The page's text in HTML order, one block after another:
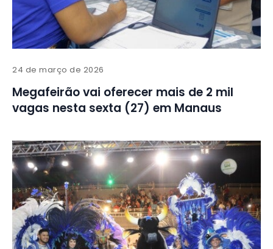
24 de março de 2026
Megafeirão vai oferecer mais de 2 mil
vagas nesta sexta (27) em Manaus